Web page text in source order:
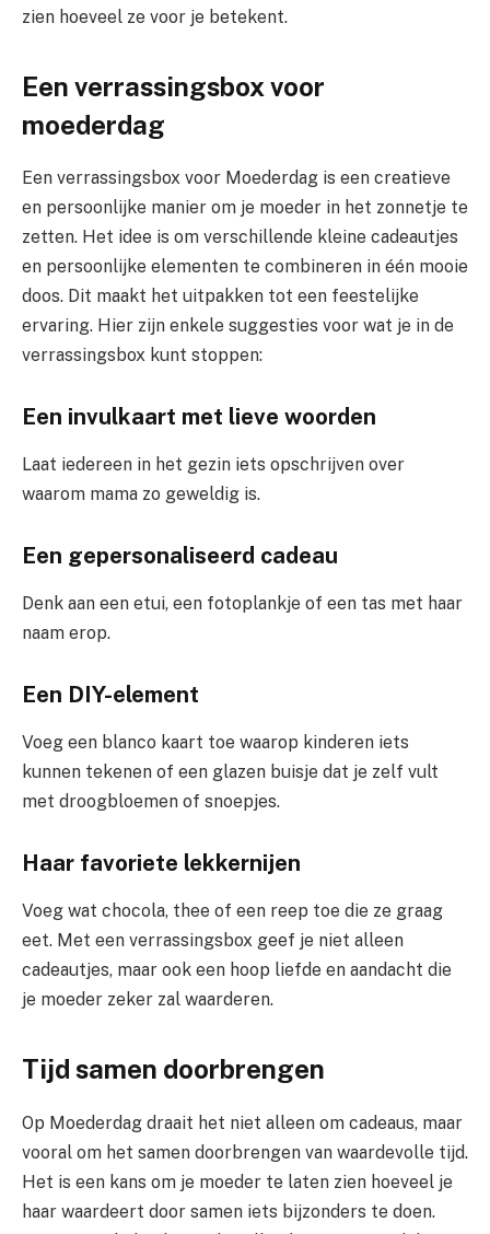
zien hoeveel ze voor je betekent.
Een verrassingsbox voor
moederdag
Een verrassingsbox voor Moederdag is een creatieve
en persoonlijke manier om je moeder in het zonnetje te
zetten. Het idee is om verschillende kleine cadeautjes
en persoonlijke elementen te combineren in één mooie
doos. Dit maakt het uitpakken tot een feestelijke
ervaring. Hier zijn enkele suggesties voor wat je in de
verrassingsbox kunt stoppen:
Een invulkaart met lieve woorden
Laat iedereen in het gezin iets opschrijven over
waarom mama zo geweldig is.
Een gepersonaliseerd cadeau
Denk aan een etui, een fotoplankje of een tas met haar
naam erop.
Een DIY-element
Voeg een blanco kaart toe waarop kinderen iets
kunnen tekenen of een glazen buisje dat je zelf vult
met droogbloemen of snoepjes.
Haar favoriete lekkernijen
Voeg wat chocola, thee of een reep toe die ze graag
eet. Met een verrassingsbox geef je niet alleen
cadeautjes, maar ook een hoop liefde en aandacht die
je moeder zeker zal waarderen.
Tijd samen doorbrengen
Op Moederdag draait het niet alleen om cadeaus, maar
vooral om het samen doorbrengen van waardevolle tijd.
Het is een kans om je moeder te laten zien hoeveel je
haar waardeert door samen iets bijzonders te doen.